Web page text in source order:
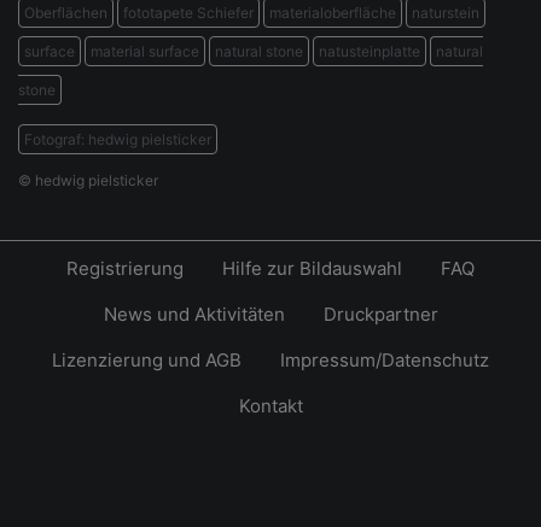
Oberflächen fototapete Schiefer materialoberfläche naturstein
surface material surface natural stone natusteinplatte natural
stone
Fotograf: hedwig pielsticker
© hedwig pielsticker
Registrierung Hilfe zur Bildauswahl
FAQ
News und Aktivitäten
Druckpartner
Lizenzierung und AGB
Impressum/Datenschutz
Kontakt